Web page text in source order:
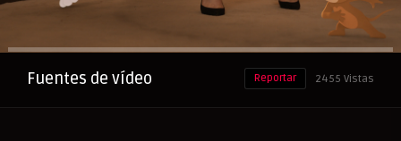
Anuncio
Fuentes de vídeo 2455 Vistas
Reportar